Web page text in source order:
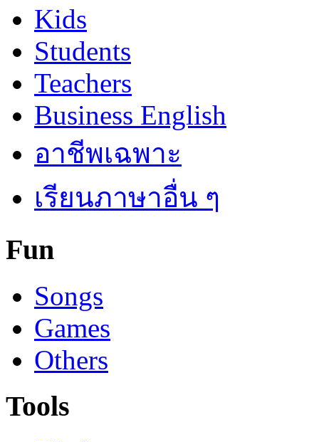
Kids
Students
Teachers
Business English
อาชีพเฉพาะ
เรียนภาษาอื่น ๆ
Fun
Songs
Games
Others
Tools